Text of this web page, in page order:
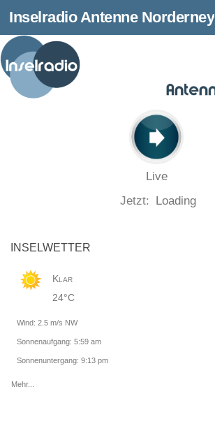
Zum Inhalt springen
Inselradio Antenne Norderney
Live
Jetzt:
Loading
INSELWETTER
Klar
24°C
Wind: 2.5 m/s NW
Sonnenaufgang: 5:59 am
Sonnenuntergang: 9:13 pm
Mehr...